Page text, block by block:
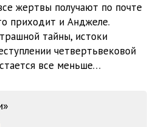
23:10
06:47
жертвы получают по почте
приходит и Анджеле.
тайны, истоки
четвертьвековой
все меньше…